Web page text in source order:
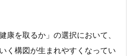
康を取るか」の選択において、
く構図が生まれやすくなってい